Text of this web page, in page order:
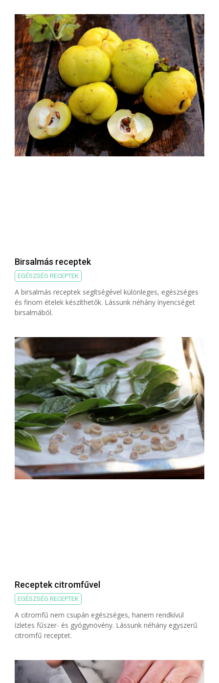
Birsalmás receptek
EGÉSZSÉG RECEPTEK
A birsalmás receptek segítségével különleges, egészséges
és finom ételek készíthetők. Lássunk néhány ínyencséget
birsalmából.
Receptek citromfűvel
EGÉSZSÉG RECEPTEK
A citromfű nem csupán egészséges, hanem rendkívül
ízletes fűszer- és gyógynövény. Lássunk néhány egyszerű
citromfű receptet.